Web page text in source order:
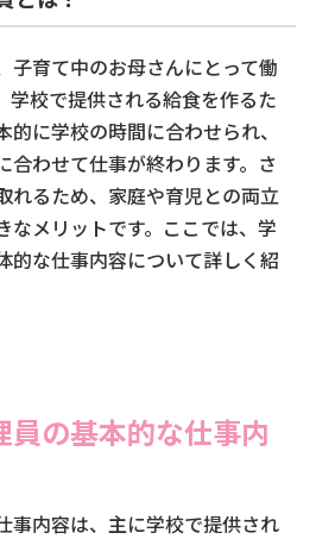
子育て中のお母さんにとって働
学校で提供される給食を作るた
的に学校の時間に合わせられ、
合わせて仕事が終わります。さ
れるため、家庭や育児との両立
なメリットです。ここでは、学
的な仕事内容について詳しく紹
員の基本的な仕事内
事内容は、主に学校で提供され